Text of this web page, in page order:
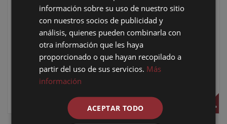
la nube. Te contamos sus funciones clave, casos
de éxito y cómo empezar gratis. ¡Optimiza tus
proyectos hoy!1. Introducción¿Te has preguntado
cómo los profesionales de la arquitectura y la
construcción pueden...
Compartir en redes:
información sobre su uso de nuestro sitio
con nuestros socios de publicidad y
análisis, quienes pueden combinarla con
otra información que les haya
proporcionado o que hayan recopilado a
partir del uso de sus servicios. Más
información
ACEPTAR TODO